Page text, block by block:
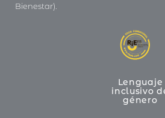
Bienestar).
Lenguaje
inclusivo
género